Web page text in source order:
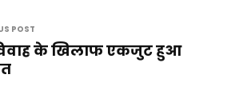
POST
के खिलाफ एकजुट हुआ